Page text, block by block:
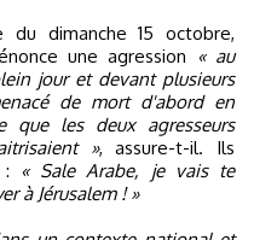
du dimanche 15 octobre,
une agression
« au
jour et devant plusieurs
de mort d'abord en
que les deux agresseurs
», assure-t-il. Ils
« Sale Arabe, je vais te
à Jérusalem ! »